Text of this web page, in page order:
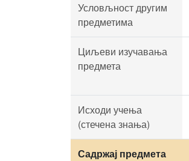
Условљност другим
предметима
Циљеви изучавања
предмета
Исходи учења
(стечена знања)
Садржај предмета